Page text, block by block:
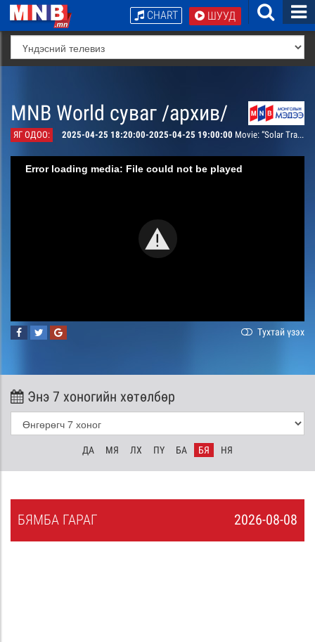
ШУУД
CHART
MNB World суваг /архив/
ЯГ ОДОО: 2025-04-25 18:20:00-2025-04-25 19:00:00 Movie: “Solar Trace” TV series episode 50
Error loading media: File could not be played
Тухтай үзэх
Энэ 7 хоногийн хөтөлбөр
ДА МЯ ЛХ ПҮ БА БЯ НЯ
2026-08-08
БЯМБА ГАРАГ